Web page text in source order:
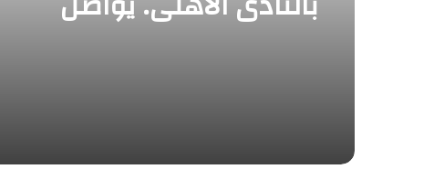
استعداداته لمباراة فريق